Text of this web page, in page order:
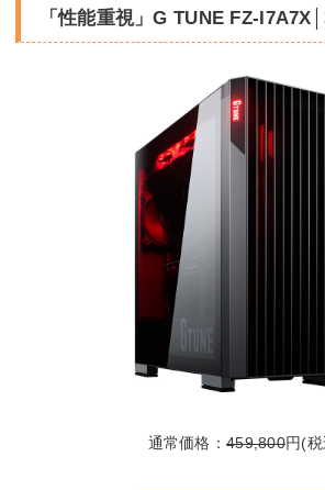
「性能重視」G TUNE FZ-
通常価格：459,800円(税